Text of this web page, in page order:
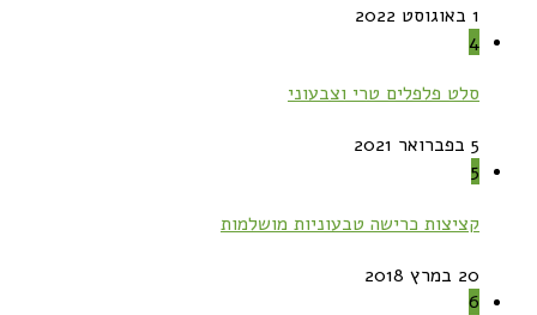
1 באוגוסט 2022
4
סלט פלפלים טרי וצבעוני
5 בפברואר 2021
5
קציצות כרישה טבעוניות מושלמות
20 במרץ 2018
6